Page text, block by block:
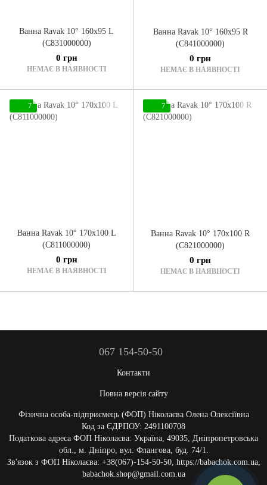
Ванна Ravak 10° 160x95 L
(C831000000)
0 грн
НЕМАЄ В НАЯВНОСТІ
Ванна Ravak 10° 160x95 R
(C841000000)
0 грн
НЕМАЄ В НАЯВНОСТІ
7
Ванна Ravak 10° 170x100 L
(C811000000)
0 грн
НЕМАЄ В НАЯВНОСТІ
7
Ванна Ravak 10° 170x100 R
(C821000000)
0 грн
НЕМАЄ В НАЯВНОСТІ
067 154-50-50
Контакти
Повна версія сайту
Фізична особа-підприємець (ФОП) Ніколаєва Олена Олексіївна
Код за ЄДРПОУ: 2491100708
Податкова адреса ФОП Ніколаєва: Україна, 49035, Дніпропетровська
обл., м. Дніпро, вул. Флангова, буд. 74/1.
Зв'язок з ФОП Ніколаєва: +38(067)-154-50-50, https://babachok.com.ua,
babachok.shop@gmail.com.ua